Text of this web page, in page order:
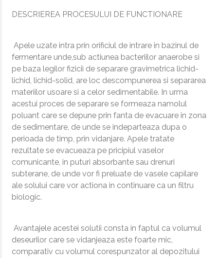
DESCRIEREA PROCESULUI DE FUNCTIONARE
Apele uzate intra prin orificiul de intrare in bazinul de
fermentare unde,sub actiunea bacteriilor anaerobe si
pe baza legilor fizicii de separare gravimetrica lichid-
lichid, lichid-solid, are loc descompunerea si separarea
materiilor usoare si a celor sedimentabile. In urma
acestui proces de separare se formeaza namolul
poluant care se depune prin fanta de evacuare in zona
de sedimentare, de unde se indeparteaza dupa o
perioada de timp, prin vidanjare. Apele tratate
rezultate se evacueaza pe pricipiul vaselor
comunicante, in puturi absorbante sau drenuri
subterane, de unde vor fi preluate de vasele capilare
ale solului care vor actiona in continuare ca un filtru
biologic.
Avantajele acestei solutii consta in faptul ca volumul
deseurilor care se vidanjeaza este foarte mic,
comparativ cu volumul corespunzator al depozitului